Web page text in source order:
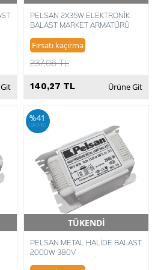
PELSAN 2X35W ELEKTRONİK
BALAST MARKET ARMATÜRÜ
Fırsatı kaçırma
237,06 TL
140,27 TL Ürüne Git
%41
iskonto
TÜKENDİ
Hızlı Teslimat
PELSAN METAL HALİDE BALAST
2000W 380V